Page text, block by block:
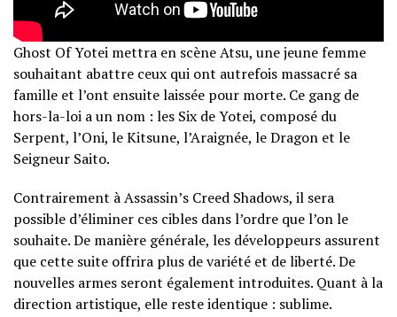
Ghost Of Yotei mettra en scène Atsu, une jeune femme
souhaitant abattre ceux qui ont autrefois massacré sa
famille et l’ont ensuite laissée pour morte. Ce gang de
hors-la-loi a un nom : les Six de Yotei, composé du
Serpent, l’Oni, le Kitsune, l’Araignée, le Dragon et le
Seigneur Saito.
Contrairement à Assassin’s Creed Shadows, il sera
possible d’éliminer ces cibles dans l’ordre que l’on le
souhaite. De manière générale, les développeurs assurent
que cette suite offrira plus de variété et de liberté. De
nouvelles armes seront également introduites. Quant à la
direction artistique, elle reste identique : sublime.